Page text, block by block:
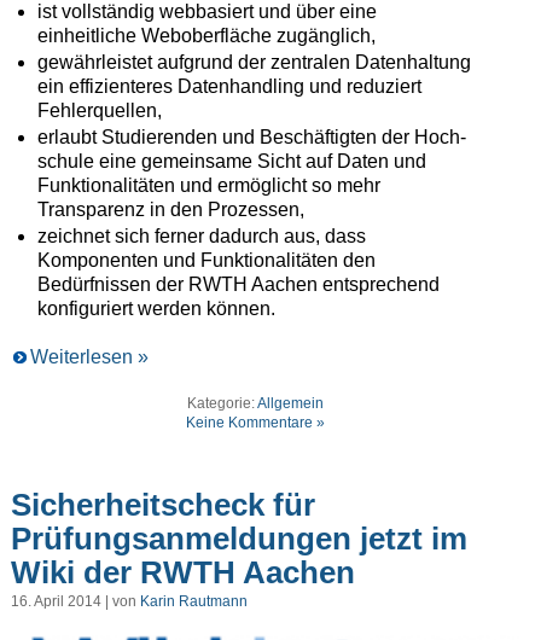
ist vollständig webbasiert und über eine
einheitliche Weboberfläche zugänglich,
gewährleistet aufgrund der zentralen Datenhaltung
ein effizienteres Datenhandling und reduziert
Fehler­quellen,
erlaubt Studierenden und Beschäftigten der Hoch­
schule eine gemeinsame Sicht auf Daten und
Funk­tionalitäten und ermöglicht so mehr
Transparenz in den Prozessen,
zeichnet sich ferner dadurch aus, dass
Komponenten und Funktionalitäten den
Bedürfnissen der RWTH Aachen entsprechend
konfiguriert werden können.
Weiterlesen »
Kategorie:Allgemein
Keine Kommentare »
Sicherheitscheck für
Prüfungsanmeldungen jetzt im
Wiki der RWTH Aachen
16. April 2014 | von Karin Rautmann